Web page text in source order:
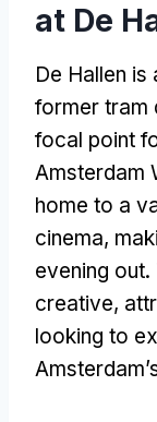
at De
De Hallen
former tram
focal point
Amsterdam
home to a
cinema,
evening out.
creative,
looking to